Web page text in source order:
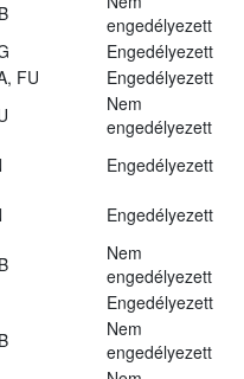
engedélyezett
Engedélyezett
FU
Engedélyezett
Nem
engedélyezett
Engedélyezett
Engedélyezett
Nem
engedélyezett
Engedélyezett
Nem
engedélyezett